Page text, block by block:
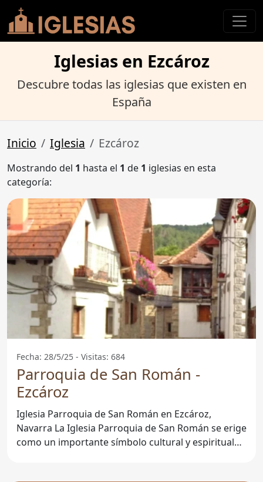
Iglesias en Ezcároz
Descubre todas las iglesias que existen en
España
Inicio Iglesia Ezcároz
Mostrando del 1 hasta el 1 de 1 iglesias en esta
categoría:
Fecha: 28/5/25 - Visitas: 684
Parroquia de San Román -
Ezcároz
Iglesia Parroquia de San Román en Ezcároz,
Navarra La Iglesia Parroquia de San Román se erige
como un importante símbolo cultural y espiritual